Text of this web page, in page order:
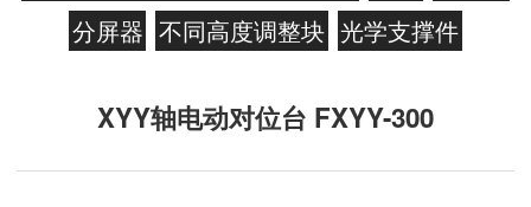
分屏器 不同高度调整块 光学支撑件
XYY轴电动对位台 FXYY-300